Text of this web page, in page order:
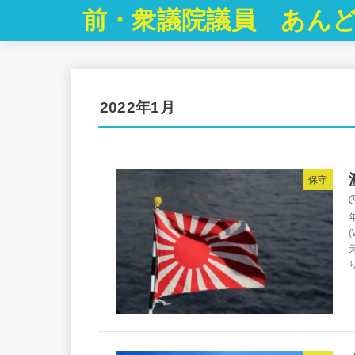
前・衆議院議員 あん
2022年1月
保守